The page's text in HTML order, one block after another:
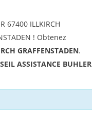
67400 ILLKIRCH
! Obtenez
GRAFFENSTADEN.
ASSISTANCE BUHLER